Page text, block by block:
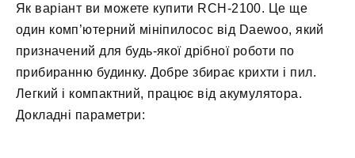
Як варіант ви можете купити RCH-2100. Це ще
один комп’ютерний мініпилосос від Daewoo, який
призначений для будь-якої дрібної роботи по
прибиранню будинку. Добре збирає крихти і пил.
Легкий і компактний, працює від акумулятора.
Докладні параметри: